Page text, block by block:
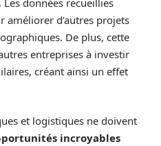
améliorer d’autres projets
De plus, cette
entreprises à investir
créant ainsi un effet
et logistiques ne doivent
incroyables